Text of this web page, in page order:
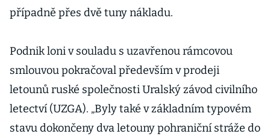
případně přes dvě tuny nákladu.
Podnik loni v souladu s uzavřenou rámcovou
smlouvou pokračoval především v prodeji
letounů ruské společnosti Uralský závod civilního
letectví (UZGA). „Byly také v základním typovém
stavu dokončeny dva letouny pohraniční stráže do